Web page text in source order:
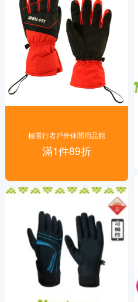
極雪行者戶外休閒用品館
滿1件89折